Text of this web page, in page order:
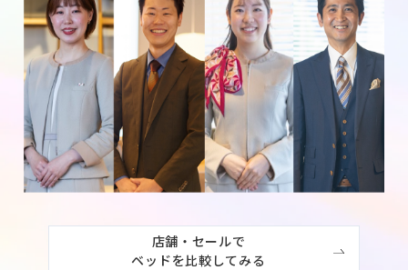
店舗・セールで
ベッドを比較してみる